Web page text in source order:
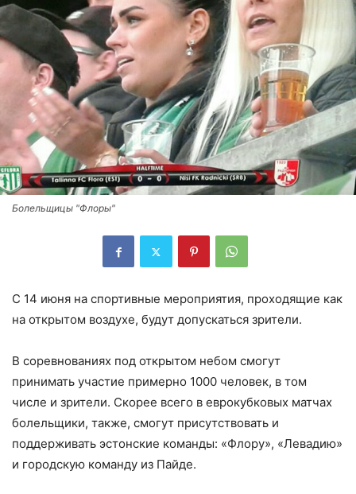
Болельщицы "Флоры"
С 14 июня на спортивные мероприятия, проходящие как
на открытом воздухе, будут допускаться зрители.
В соревнованиях под открытом небом смогут
принимать участие примерно 1000 человек, в том
числе и зрители. Скорее всего в еврокубковых матчах
болельщики, также, смогут присутствовать и
поддерживать эстонские команды: «Флору», «Левадию»
и городскую команду из Пайде.